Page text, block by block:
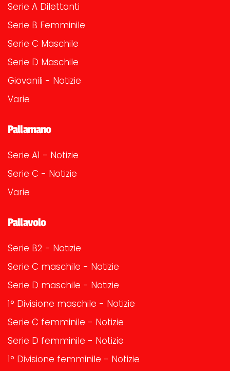
Serie A Dilettanti
Serie B Femminile
Serie C Maschile
Serie D Maschile
Giovanili - Notizie
Varie
Pallamano
Serie A1 - Notizie
Serie C - Notizie
Varie
Pallavolo
Serie B2 - Notizie
Serie C maschile - Notizie
Serie D maschile - Notizie
1° Divisione maschile - Notizie
Serie C femminile - Notizie
Serie D femminile - Notizie
1° Divisione femminile - Notizie